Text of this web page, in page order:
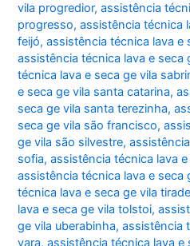
vila progredior,assistência
progresso,assistência técnica
feijó,assistência técnica lava e
assistência técnica lava e seca
técnica lava e seca ge vila
e seca ge vila santa catarina,
seca ge vila santa terezinha,
seca ge vila são francisco,
ge vila são silvestre,
sofia,assistência técnica lava
assistência técnica lava e seca
técnica lava e seca ge vila
lava e seca ge vila tolstoi,
ge vila uberabinha,assistência
yara,assistência técnica lava e